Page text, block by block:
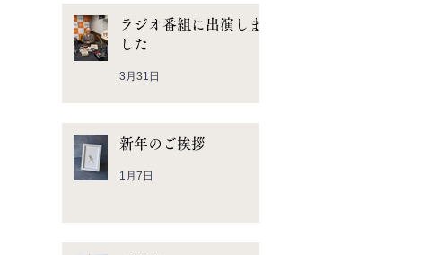
ラジオ番組に出演しま
した
3月31日
新年のご挨拶
1月7日